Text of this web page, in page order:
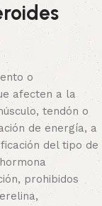
o
afecten a la
tendón o
de energía, a
del tipo de
prohibidos